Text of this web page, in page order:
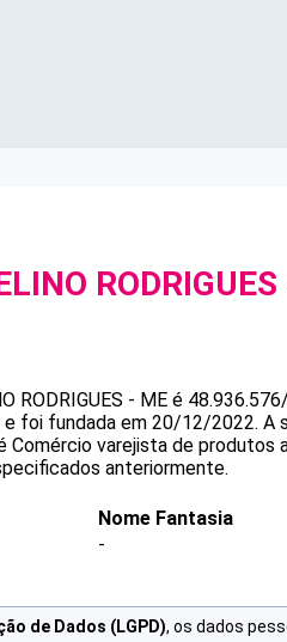
RODRIGUES - ME é
e foi fundada em 20/12/2022. A
Comércio varejista de produtos
anteriormente.
Nome Fantasia
-
de Dados (LGPD), os dados